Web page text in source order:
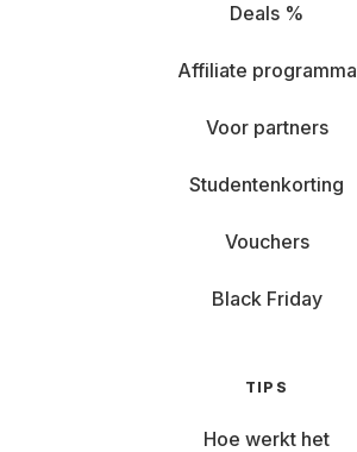
Deals %
Affiliate programma
Voor partners
Studentenkorting
Vouchers
Black Friday
TIPS
Hoe werkt het